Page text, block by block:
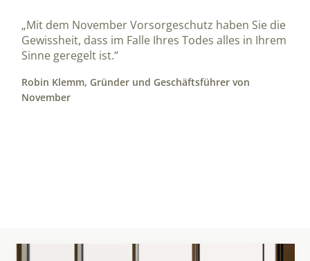
„Mit dem November Vorsorgeschutz haben Sie die
Gewissheit, dass im Falle Ihres Todes alles in Ihrem
Sinne geregelt ist.“
Robin Klemm, Gründer und Geschäftsführer von
November